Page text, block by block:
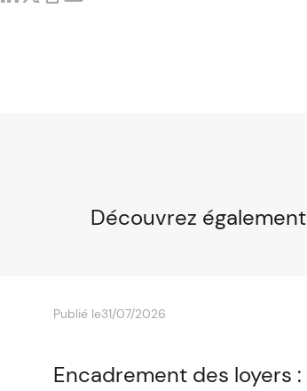
Découvrez également
Publié le31/07/2026
Encadrement des loyers :